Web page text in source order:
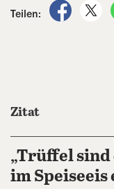
Teilen:
auf
Zitat
„Trüffel sind
im Speiseeis